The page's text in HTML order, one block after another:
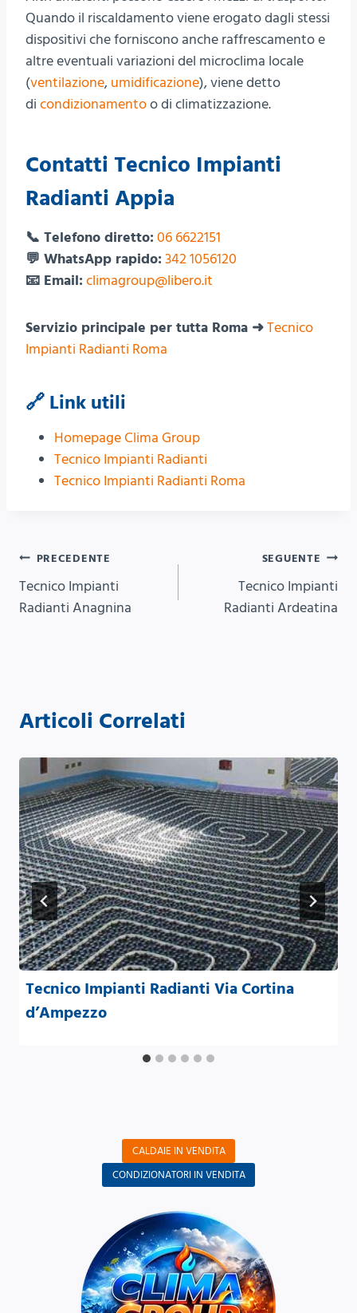
Quando il riscaldamento viene erogato dagli stessi
dispositivi che forniscono anche raffrescamento e
altre eventuali variazioni del microclima locale
(ventilazione, umidificazione), viene detto
di condizionamentoo di climatizzazione.
Contatti Tecnico Impianti
Radianti Appia
📞 Telefono diretto: 06 6622151
💬 WhatsApp rapido: 342 1056120
📧 Email: climagroup@libero.it
Servizio principale per tutta Roma ➜Tecnico
Impianti Radianti Roma
🔗 Link utili
Homepage Clima Group
Tecnico Impianti Radianti
Tecnico Impianti Radianti Roma
Navigazione
articoli
PRECEDENTE
Tecnico Impianti
Radianti Anagnina
SEGUENTE
Tecnico Impianti
Radianti Ardeatina
Articoli Correlati
Tecnico Impianti Radianti Via Cortina
d’Ampezzo
CALDAIE IN VENDITA
CONDIZIONATORI IN VENDITA